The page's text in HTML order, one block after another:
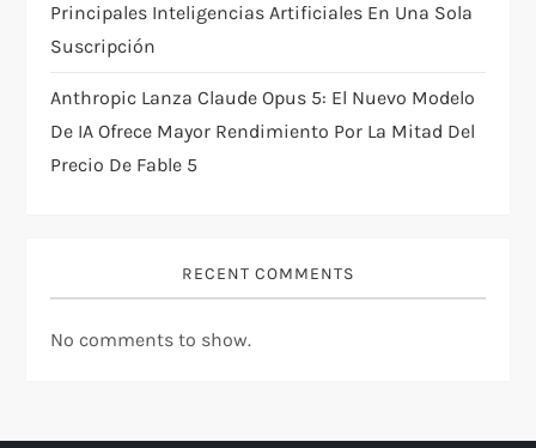
Principales Inteligencias Artificiales En Una Sola
Suscripción
Anthropic Lanza Claude Opus 5: El Nuevo Modelo
De IA Ofrece Mayor Rendimiento Por La Mitad Del
Precio De Fable 5
RECENT COMMENTS
No comments to show.